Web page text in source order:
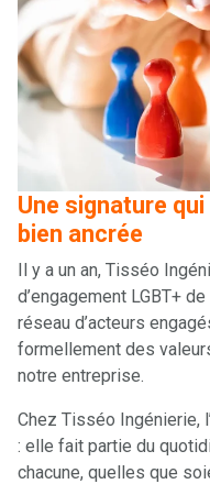
Une signature
bien ancrée
Il y a un an, Tisséo
d’engagement LGBT+
réseau d’acteurs
formellement des
notre entreprise.
Chez Tisséo Ingénierie,
: elle fait partie du
chacune, quelles que